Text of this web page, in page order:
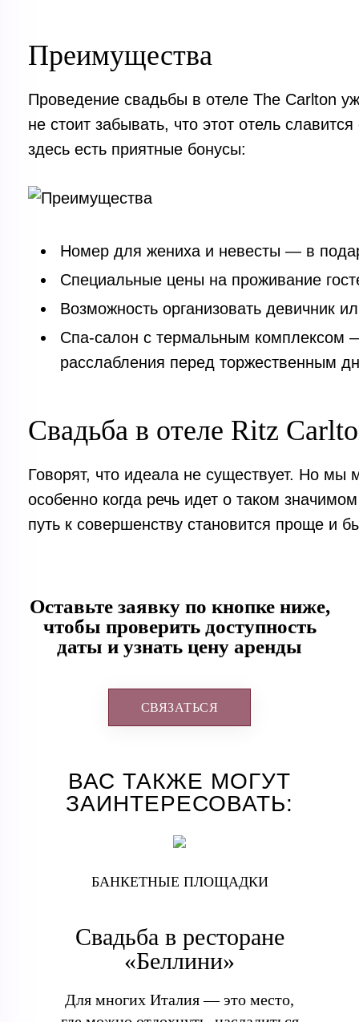
Преимущества
Проведение свадьбы в отеле The Carlton
не стоит забывать, что этот отель
здесь есть приятные бонусы:
Номер для жениха и невесты — в
Специальные цены на проживание
Возможность организовать девичник
Спа-салон с термальным комплексом
расслабления перед торжественным
Свадьба в отеле Ritz
Говорят, что идеала не существует. Но мы
особенно когда речь идет о таком
путь к совершенству становится проще и
Оставьте заявку по кнопке ниже,
чтобы проверить доступность
даты и узнать цену аренды
СВЯЗАТЬСЯ
ВАС ТАКЖЕ МОГУТ
ЗАИНТЕРЕСОВАТЬ:
БАНКЕТНЫЕ ПЛОЩАДКИ
Свадьба в ресторане
«Беллини»
Для многих Италия — это место,